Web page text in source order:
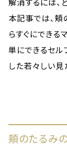
本記事では、頬
らすぐにできる
単にできるセル
した若々しい見
頬のたるみ